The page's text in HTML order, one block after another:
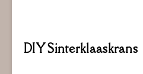
DIY Sinterklaaskrans